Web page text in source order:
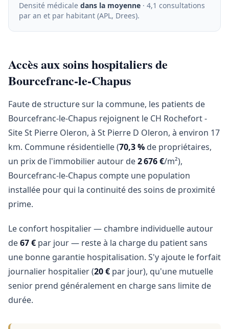
Densité médicale dans la moyenne · 4,1 consultations
par an et par habitant (APL, Drees).
Accès aux soins hospitaliers de
Bourcefranc-le-Chapus
Faute de structure sur la commune, les patients de
Bourcefranc-le-Chapus rejoignent le CH Rochefort -
Site St Pierre Oleron, à St Pierre D Oleron, à environ 17
km. Commune résidentielle (70,3 % de propriétaires,
un prix de l'immobilier autour de2 676 €/m²),
Bourcefranc-le-Chapus compte une population
installée pour qui la continuité des soins de proximité
prime.
Le confort hospitalier — chambre individuelle autour
de67 € par jour — reste à la charge du patient sans
une bonne garantie hospitalisation. S'y ajoute le forfait
journalier hospitalier (20 € par jour), qu'une mutuelle
senior prend généralement en charge sans limite de
durée.